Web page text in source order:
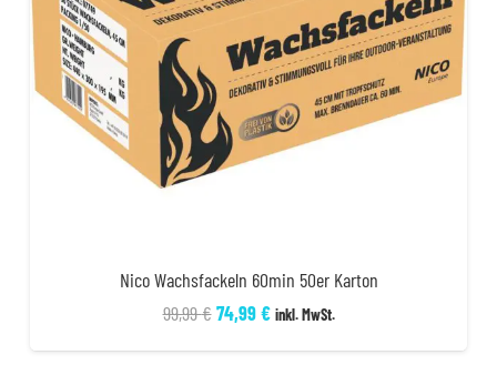
Nico Wachsfackeln 60min 50er Karton
99,99€ Ursprünglicher
74,99€Aktueller
inkl. MwSt.